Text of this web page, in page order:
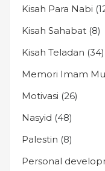
Kisah Para Nabi
Kisah Sahabat (8)
Kisah Teladan (34)
Memori Imam
Motivasi (26)
Nasyid (48)
Palestin (8)
Personal